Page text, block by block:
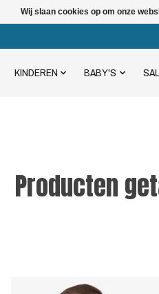
KINDEREN BABY'S
Producten
Wij slaan cookies op om onze